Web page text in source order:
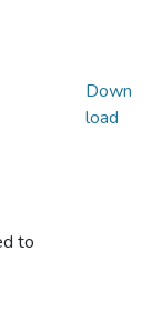
to
Down
load